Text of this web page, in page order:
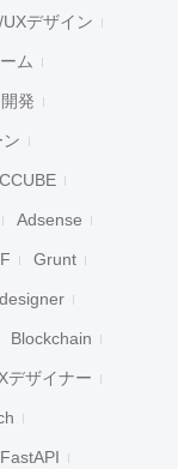
UXデザイン
ム
発
Adsense
Grunt
designer
Blockchain
デザイナー
FastAPI